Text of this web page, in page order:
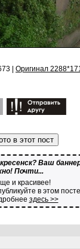
| Оригинал
в этот пост
Ваш
Почти...
и красивее!
в этом
здесь >>